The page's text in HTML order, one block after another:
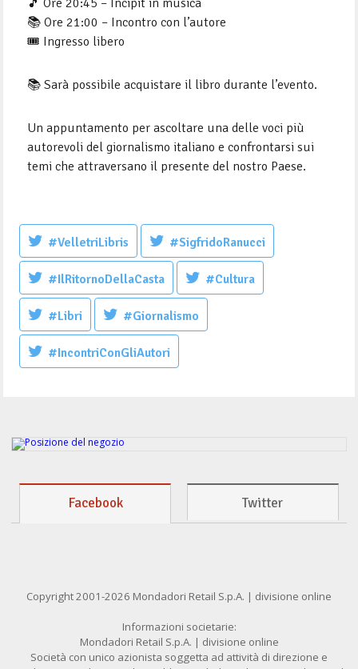
🎵 Ore 20:45 – Incipit in musica
📚 Ore 21:00 – Incontro con l’autore
🎟️ Ingresso libero
📚 Sarà possibile acquistare il libro durante l’evento.
Un appuntamento per ascoltare una delle voci più
autorevoli del giornalismo italiano e confrontarsi sui
temi che attraversano il presente del nostro Paese.
#VelletriLibris #SigfridoRanucci
#IlRitornoDellaCasta #Cultura
#Libri #Giornalismo
#IncontriConGliAutori
Facebook Twitter
Copyright 2001-2026 Mondadori Retail S.p.A. | divisione online
Informazioni societarie:
Mondadori Retail S.p.A. | divisione online
Società con unico azionista soggetta ad attività di direzione e